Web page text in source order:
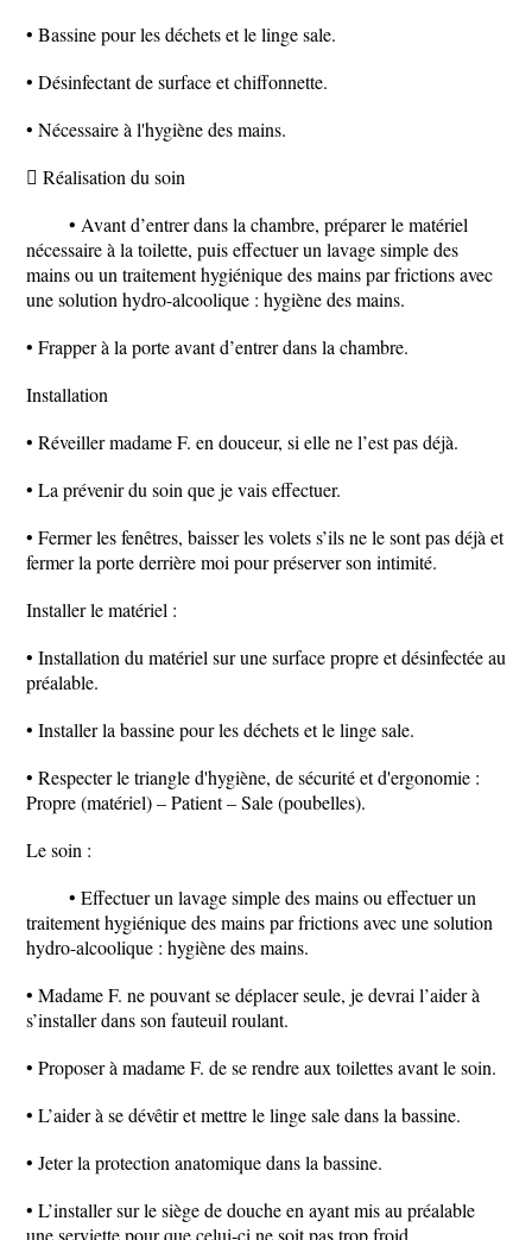
• Bassine pour les déchets et le linge sale.
• Désinfectant de surface et chiffonnette.
• Nécessaire à l'hygiène des mains.
 Réalisation du soin
• Avant d’entrer dans la chambre, préparer le matériel
nécessaire à la toilette, puis effectuer un lavage simple des
mains ou un traitement hygiénique des mains par frictions avec
une solution hydro-alcoolique : hygiène des mains.
• Frapper à la porte avant d’entrer dans la chambre.
Installation
• Réveiller madame F. en douceur, si elle ne l’est pas déjà.
• La prévenir du soin que je vais effectuer.
• Fermer les fenêtres, baisser les volets s’ils ne le sont pas déjà et
fermer la porte derrière moi pour préserver son intimité.
Installer le matériel :
• Installation du matériel sur une surface propre et désinfectée au
préalable.
• Installer la bassine pour les déchets et le linge sale.
• Respecter le triangle d'hygiène, de sécurité et d'ergonomie :
Propre (matériel) – Patient – Sale (poubelles).
Le soin :
• Effectuer un lavage simple des mains ou effectuer un
traitement hygiénique des mains par frictions avec une solution
hydro-alcoolique : hygiène des mains.
• Madame F. ne pouvant se déplacer seule, je devrai l’aider à
s’installer dans son fauteuil roulant.
• Proposer à madame F. de se rendre aux toilettes avant le soin.
• L’aider à se dévêtir et mettre le linge sale dans la bassine.
• Jeter la protection anatomique dans la bassine.
• L’installer sur le siège de douche en ayant mis au préalable
une serviette pour que celui-ci ne soit pas trop froid.